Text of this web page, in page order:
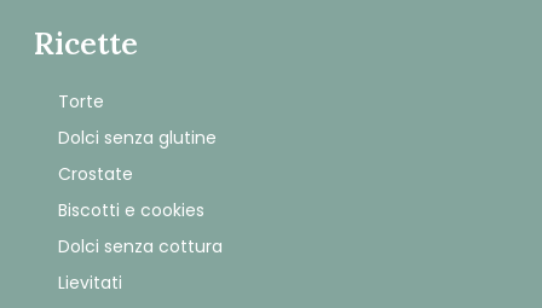
Ricette
Torte
Dolci senza glutine
Crostate
Biscotti e cookies
Dolci senza cottura
Lievitati